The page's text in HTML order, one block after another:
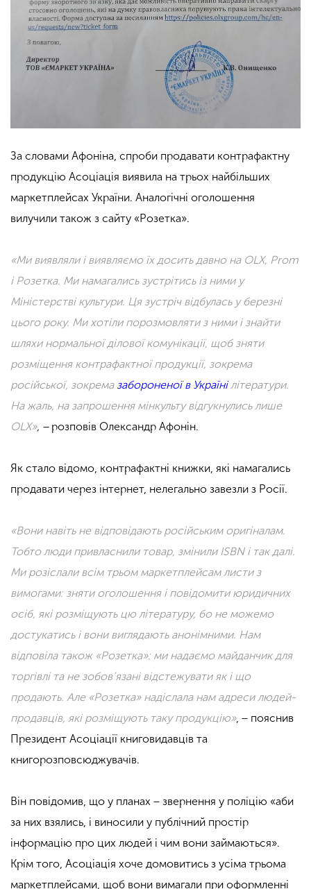
За словами Афоніна, спроби продавати контрафактну
продукцію Асоціація виявила на трьох найбільших
маркетплейсах України. Аналогічні оголошення
вилучили також з сайту «Розетка».
«Ми виявляли і виявляємо їх досить давно на ОLХ, Prom
і Розетка. Ми намагались зустрiтись із ними у
Міністерстві культури. Ця зустріч відбулась у березні
цього року. Ми хотіли порозмовляти з ними і знайти
шляхи нормальної ділової комунікації, щоб зняти
розміщення контрафактної продукції, зокрема
російської, зокрема забороненої в Українілітератури.
На жаль, на запрошення мінкульту відгукнулись лише
ОLХ», −розповів Олександр Афонін.
Як стало відомо, контрафактні книжки, які намагались
продавати через інтернет, нелегально завезли з Росії.
«Вони навіть не відповідають російським оригіналам.
Тобто люди привласнили товар, змінили ISBN і так далі.
Ми розіслали всім трьом маркетплейсам листи з
вимогами: зняти оголошення і повідомити юридичних
осіб, які розміщують цю літературу, бо не можемо
достукатись і вони виглядають анонімними. Нам
відповіла також «Розетка»: ми надаємо майданчик для
торгівлі та не зобов’язані відстежувати як і що
продають. Але «Розетка» надіслала нам адреси людей-
продавців, які розміщують таку продукцію», − пояснив
Президент Асоціації книговидавців та
книгорозповсюджувачів.
Він повідомив, що у планах − звернення у поліцію «аби
за них взялись, і виносили у публічний простір
інформацію про цих людей і чим вони займаються».
Крім того, Асоціація хоче домовитись з усіма трьома
маркетплейсами, щоб вони вимагали при оформленні